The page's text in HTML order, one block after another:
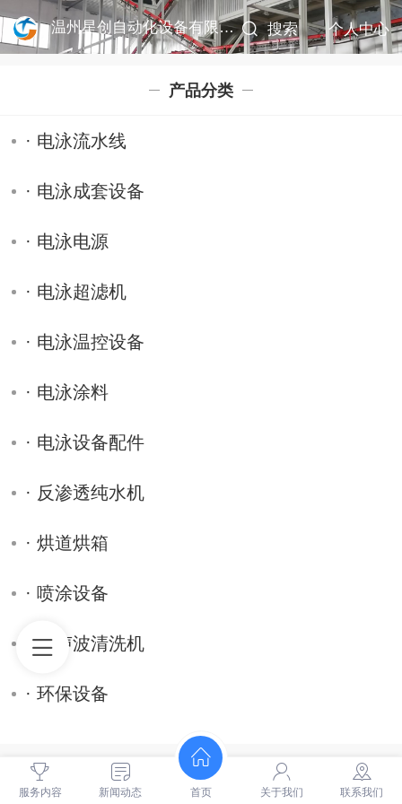
温州星创自动化设备有限公司 搜索 个人中心
产品分类
· 电泳流水线
· 电泳成套设备
· 电泳电源
· 电泳超滤机
· 电泳温控设备
· 电泳涂料
· 电泳设备配件
· 反渗透纯水机
· 烘道烘箱
· 喷涂设备
· 超声波清洗机
· 环保设备
· 电泳流水线
服务内容 新闻动态 首页 关于我们 联系我们